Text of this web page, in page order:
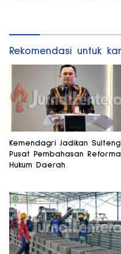
Rekomendasi untuk
Kemendagri Jadikan Sulteng
Pusat Pembahasan
Hukum Daerah